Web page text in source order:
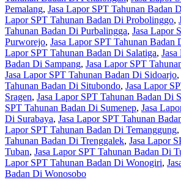
Pemalang, Jasa Lapor SPT Tahunan Badan
Lapor SPT Tahunan Badan Di Probolinggo,
Tahunan Badan Di Purbalingga, Jasa Lapor
Purworejo, Jasa Lapor SPT Tahunan Badan
Lapor SPT Tahunan Badan Di Salatiga,
Badan Di Sampang, Jasa Lapor SPT
Jasa Lapor SPT Tahunan Badan Di Sidoarjo,
Tahunan Badan Di Situbondo, Jasa Lapor
Sragen, Jasa Lapor SPT Tahunan Badan Di
SPT Tahunan Badan Di Sumenep, Jasa
Di Surabaya, Jasa Lapor SPT Tahunan
Lapor SPT Tahunan Badan Di Temanggung,
Tahunan Badan Di Trenggalek, Jasa Lapor
Tuban, Jasa Lapor SPT Tahunan Badan Di
Lapor SPT Tahunan Badan Di Wonogiri,
Badan Di Wonosobo